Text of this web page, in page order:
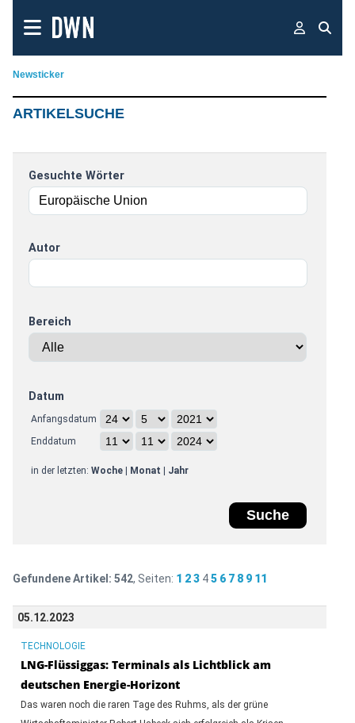
Newsticker
ARTIKELSUCHE
Gesuchte Wörter
Autor
Bereich
Datum
Anfangsdatum
Enddatum
in der letzten: Woche| Monat Jahr
Gefundene Artikel: 542, Seiten: 1 2 3 4 5 6 7 8 9 11
05.12.2023
TECHNOLOGIE
LNG-Flüssiggas: Terminals als Lichtblick am
deutschen Energie-Horizont
Das waren noch die raren Tage des Ruhms, als der grüne